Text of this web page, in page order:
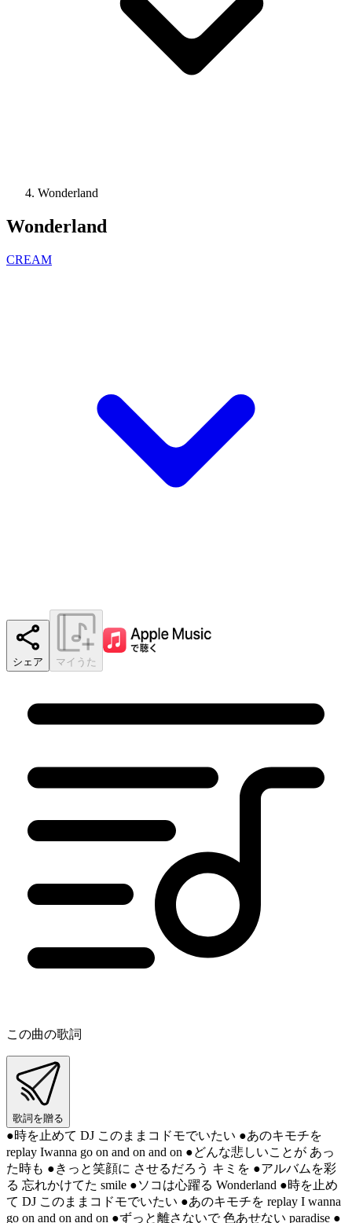
Wonderland
Wonderland
CREAM
シェア マイうた
この曲の歌詞
歌詞を贈る
●時を止めて DJ このままコドモでいたい ●あのキモチを
replay Iwanna go on and on and on ●どんな悲しいことが あっ
た時も ●きっと笑顔に させるだろう キミを ●アルバムを彩
る 忘れかけてた smile ●ソコは心躍る Wonderland ●時を止め
て DJ このままコドモでいたい ●あのキモチを replay I wanna
go on and on and on ●ずっと離さないで 色あせない paradise ●